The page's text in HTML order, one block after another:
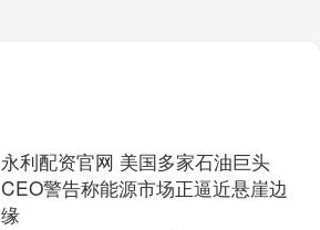
永利配资官网 美国多家石油巨头
CEO警告称能源市场正逼近悬崖边
缘